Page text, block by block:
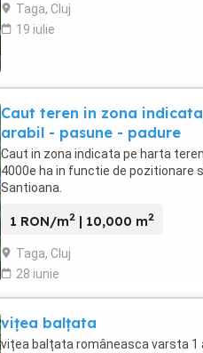
Taga, Cluj
19 iulie
Caut teren in zona
arabil - pasune - padure
Caut in zona indicata pe harta
4000e ha in functie de pozitionare
Santioana.
1 RON/m2 | 10,000 m2
Taga, Cluj
28 iunie
vițea balțata
vițea balțata româneasca varsta 1